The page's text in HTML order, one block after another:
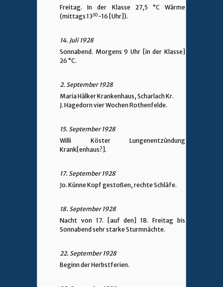
Freitag. In der Klasse 27,5 °C Wärme
(mittags 1330-16 [Uhr]).
14. Juli 1928
Sonnabend. Morgens 9 Uhr [in der Klasse]
26 °C.
2. September 1928
Maria Hälker Krankenhaus, Scharlach Kr.
J. Hagedorn vier Wochen Rothenfelde.
15. September 1928
Willi Köster Lungenentzündung
Krank[enhaus?].
17. September 1928
Jo. Künne Kopf gestoßen, rechte Schläfe.
18. September 1928
Nacht von 17. [auf den] 18. Freitag bis
Sonnabend sehr starke Sturmnächte.
22. September 1928
Beginn der Herbstferien.